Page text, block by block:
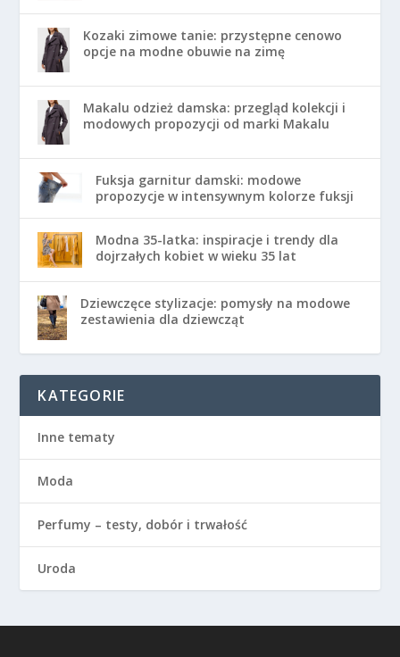
Kozaki zimowe tanie: przystępne cenowo
opcje na modne obuwie na zimę
Makalu odzież damska: przegląd kolekcji i
modowych propozycji od marki Makalu
Fuksja garnitur damski: modowe
propozycje w intensywnym kolorze fuksji
Modna 35-latka: inspiracje i trendy dla
dojrzałych kobiet w wieku 35 lat
Dziewczęce stylizacje: pomysły na modowe
zestawienia dla dziewcząt
KATEGORIE
Inne tematy
Moda
Perfumy – testy, dobór i trwałość
Uroda